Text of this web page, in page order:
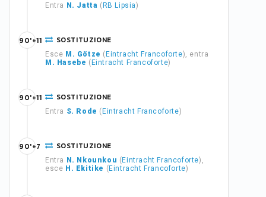
Entra N. Jatta ( RB Lipsia)
SOSTITUZIONE
Esce M. Götze ( Eintracht Francoforte), entra
M. Hasebe ( Eintracht Francoforte)
90'+11
SOSTITUZIONE
Entra S. Rode ( Eintracht Francoforte)
90'+11
SOSTITUZIONE
Entra N. Nkounkou ( Eintracht Francoforte),
esce H. Ekitike ( Eintracht Francoforte)
90'+7